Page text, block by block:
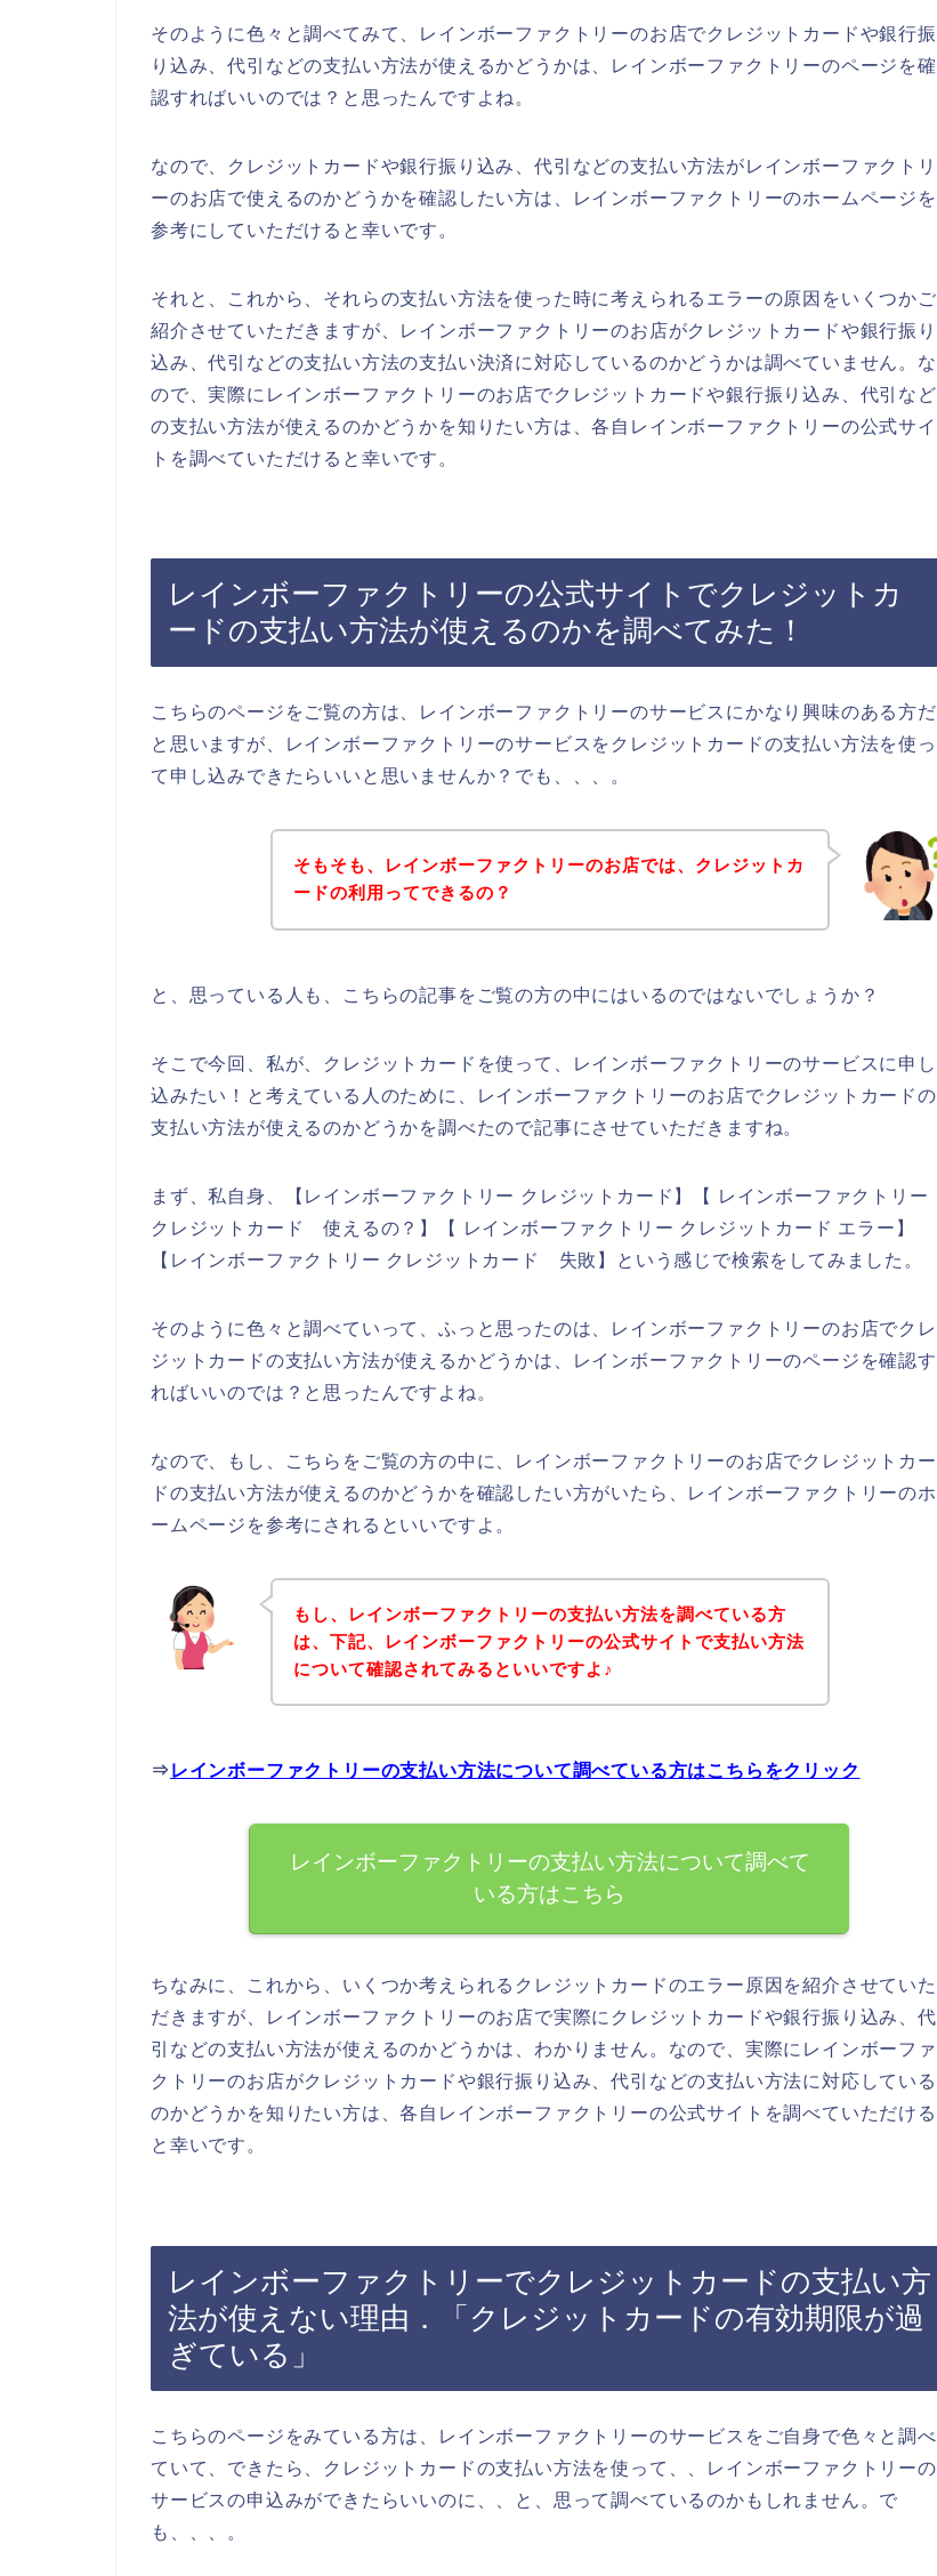
そのように色々と調べてみて、レインボーファクトリーのお店でクレジットカードや銀行振
り込み、代引などの支払い方法が使えるかどうかは、レインボーファクトリーのページを確
認すればいいのでは？と思ったんですよね。
なので、クレジットカードや銀行振り込み、代引などの支払い方法がレインボーファクトリ
ーのお店で使えるのかどうかを確認したい方は、レインボーファクトリーのホームページを
参考にしていただけると幸いです。
それと、これから、それらの支払い方法を使った時に考えられるエラーの原因をいくつかご
紹介させていただきますが、レインボーファクトリーのお店がクレジットカードや銀行振り
込み、代引などの支払い方法の支払い決済に対応しているのかどうかは調べていません。な
ので、実際にレインボーファクトリーのお店でクレジットカードや銀行振り込み、代引など
の支払い方法が使えるのかどうかを知りたい方は、各自レインボーファクトリーの公式サイ
トを調べていただけると幸いです。
レインボーファクトリーの公式サイトでクレジットカ
ードの支払い方法が使えるのかを調べてみた！
こちらのページをご覧の方は、レインボーファクトリーのサービスにかなり興味のある方だ
と思いますが、レインボーファクトリーのサービスをクレジットカードの支払い方法を使っ
て申し込みできたらいいと思いませんか？でも、、、。
そもそも、レインボーファクトリーのお店では、クレジットカ
ードの利用ってできるの？
と、思っている人も、こちらの記事をご覧の方の中にはいるのではないでしょうか？
そこで今回、私が、クレジットカードを使って、レインボーファクトリーのサービスに申し
込みたい！と考えている人のために、レインボーファクトリーのお店でクレジットカードの
支払い方法が使えるのかどうかを調べたので記事にさせていただきますね。
まず、私自身、【レインボーファクトリー クレジットカード】【 レインボーファクトリー
クレジットカード 使えるの？】【 レインボーファクトリー クレジットカード エラー】
【レインボーファクトリー クレジットカード 失敗】という感じで検索をしてみました。
そのように色々と調べていって、ふっと思ったのは、レインボーファクトリーのお店でクレ
ジットカードの支払い方法が使えるかどうかは、レインボーファクトリーのページを確認す
ればいいのでは？と思ったんですよね。
なので、もし、こちらをご覧の方の中に、レインボーファクトリーのお店でクレジットカー
ドの支払い方法が使えるのかどうかを確認したい方がいたら、レインボーファクトリーのホ
ームページを参考にされるといいですよ。
もし、レインボーファクトリーの支払い方法を調べている方
は、下記、レインボーファクトリーの公式サイトで支払い方法
について確認されてみるといいですよ♪
⇒ レインボーファクトリーの支払い方法について調べている方はこちらをクリック
レインボーファクトリーの支払い方法について調べて
いる方はこちら
ちなみに、これから、いくつか考えられるクレジットカードのエラー原因を紹介させていた
だきますが、レインボーファクトリーのお店で実際にクレジットカードや銀行振り込み、代
引などの支払い方法が使えるのかどうかは、わかりません。なので、実際にレインボーファ
クトリーのお店がクレジットカードや銀行振り込み、代引などの支払い方法に対応している
のかどうかを知りたい方は、各自レインボーファクトリーの公式サイトを調べていただける
と幸いです。
レインボーファクトリーでクレジットカードの支払い方
法が使えない理由．「クレジットカードの有効期限が過
ぎている」
こちらのページをみている方は、レインボーファクトリーのサービスをご自身で色々と調べ
ていて、できたら、クレジットカードの支払い方法を使って、、レインボーファクトリーの
サービスの申込みができたらいいのに、、と、思って調べているのかもしれません。で
も、、、。